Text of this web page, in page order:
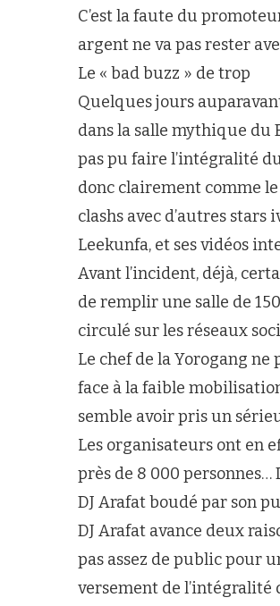
C’est la faute du
argent ne va pas rester
Le « bad buzz » de trop
Quelques jours
dans la salle mythique du
pas pu faire l’intégralité
donc clairement comme
clashs avec d’autres
Leekunfa, et ses vidéos
Avant l’incident, déjà,
de remplir une salle de
circulé sur les réseaux
Le chef de la Yorogang
face à la faible
semble avoir pris un
Les organisateurs ont en
près de 8 000 personnes…
DJ Arafat boudé par son
DJ Arafat avance deux
pas assez de public pour
versement de l’intégralité